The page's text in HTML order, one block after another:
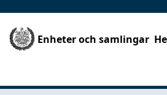
Enheter och samlingar